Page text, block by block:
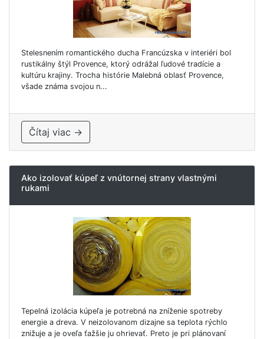
Stelesnením romantického ducha Francúzska v interiéri bol
rustikálny štýl Provence, ktorý odrážal ľudové tradície a
kultúru krajiny. Trocha histórie Malebná oblasť Provence,
všade známa svojou n...
Čítaj viac →
Ako izolovať kúpeľ z vnútornej strany vlastnými
rukami
Tepelná izolácia kúpeľa je potrebná na zníženie spotreby
energie a dreva. V neizolovanom dizajne sa teplota rýchlo
znižuje a je oveľa ťažšie ju ohrievať. Preto je pri plánovaní